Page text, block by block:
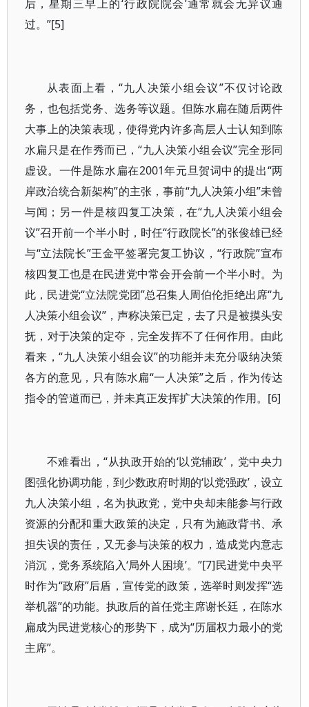
后，星期三早上的‘行政院院会’通常就会无异议通
过。”[5]
从表面上看，“九人决策小组会议”不仅讨论政
务，也包括党务、选务等议题。但陈水扁在随后两件
大事上的决策表现，使得党内许多高层人士认知到陈
水扁只是在作秀而已，“九人决策小组会议”完全形同
虚设。一件是陈水扁在2001年元旦贺词中的提出“两
岸政治统合新架构”的主张，事前“九人决策小组”未曾
与闻；另一件是核四复工决策，在“九人决策小组会
议”召开前一个半小时，时任“行政院长”的张俊雄已经
与“立法院长”王金平签署完复工协议，“行政院”宣布
核四复工也是在民进党中常会开会前一个半小时。为
此，民进党“立法院党团”总召集人周伯伦拒绝出席“九
人决策小组会议”，声称决策已定，去了只是被摸头安
抚，对于决策的定夺，完全发挥不了任何作用。由此
看来，“九人决策小组会议”的功能并未充分吸纳决策
各方的意见，只有陈水扁“一人决策”之后，作为传达
指令的管道而已，并未真正发挥扩大决策的作用。[6]
不难看出，“从执政开始的‘以党辅政’，党中央力
图强化协调功能，到少数政府时期的‘以党强政’，设立
九人决策小组，名为执政党，党中央却未能参与行政
资源的分配和重大政策的决定，只有为施政背书、承
担失误的责任，又无参与决策的权力，造成党内意志
消沉，党务系统陷入‘局外人困境’。”[7]民进党中央平
时作为“政府”后盾，宣传党的政策，选举时则发挥“选
举机器”的功能。执政后的首任党主席谢长廷，在陈水
扁成为民进党核心的形势下，成为“历届权力最小的党
主席”。